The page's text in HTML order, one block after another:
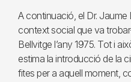
A continuació, el Dr.
context social que va
Bellvitge l’any 1975. Tot i
estima la introducció de la
fites per a aquell moment,